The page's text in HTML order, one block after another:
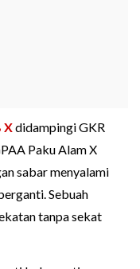
Xdidampingi GKR
Paku Alam X
sabar menyalami
Sebuah
tanpa sekat